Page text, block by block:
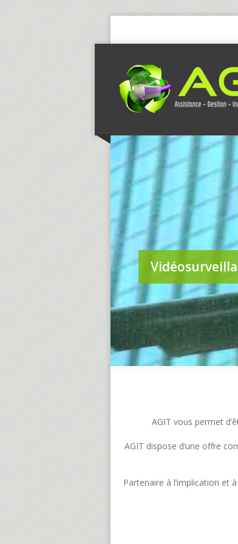
AGIT vous permet
AGIT dispose d’une offre
Partenaire à l’implication et